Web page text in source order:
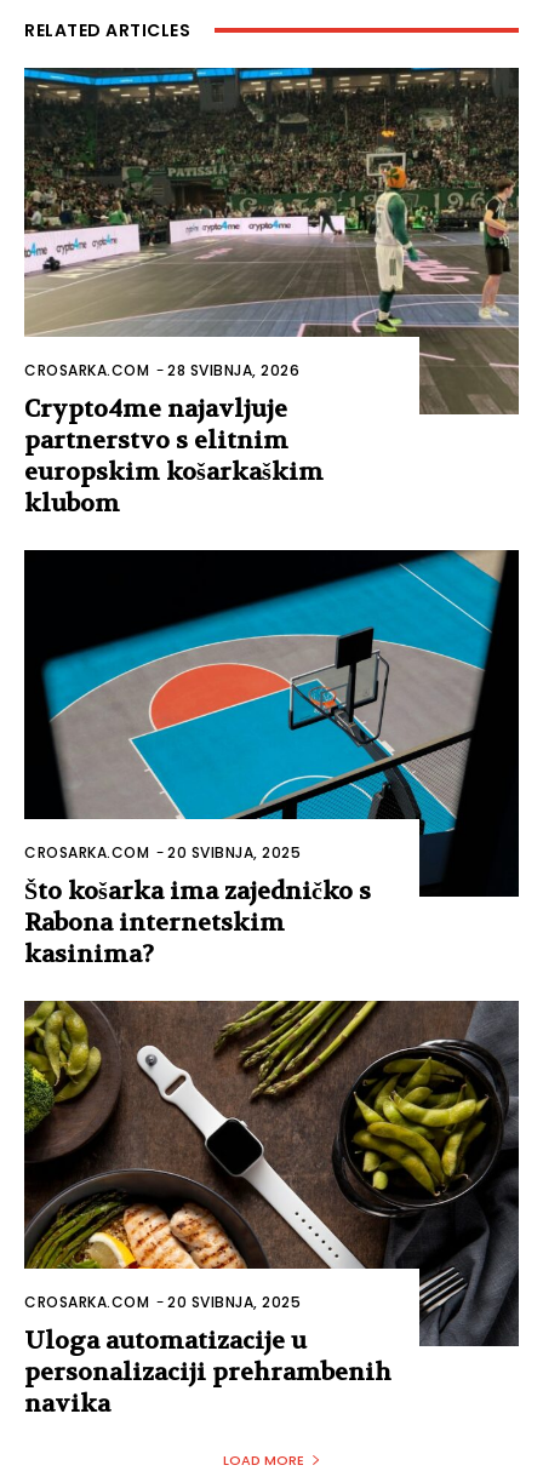
RELATED ARTICLES
CROSARKA.COM -28 SVIBNJA, 2026
Crypto4me najavljuje
partnerstvo s elitnim
europskim košarkaškim
klubom
CROSARKA.COM -20 SVIBNJA, 2025
Što košarka ima zajedničko s
Rabona internetskim
kasinima?
CROSARKA.COM -20 SVIBNJA, 2025
Uloga automatizacije u
personalizaciji prehrambenih
navika
LOAD MORE